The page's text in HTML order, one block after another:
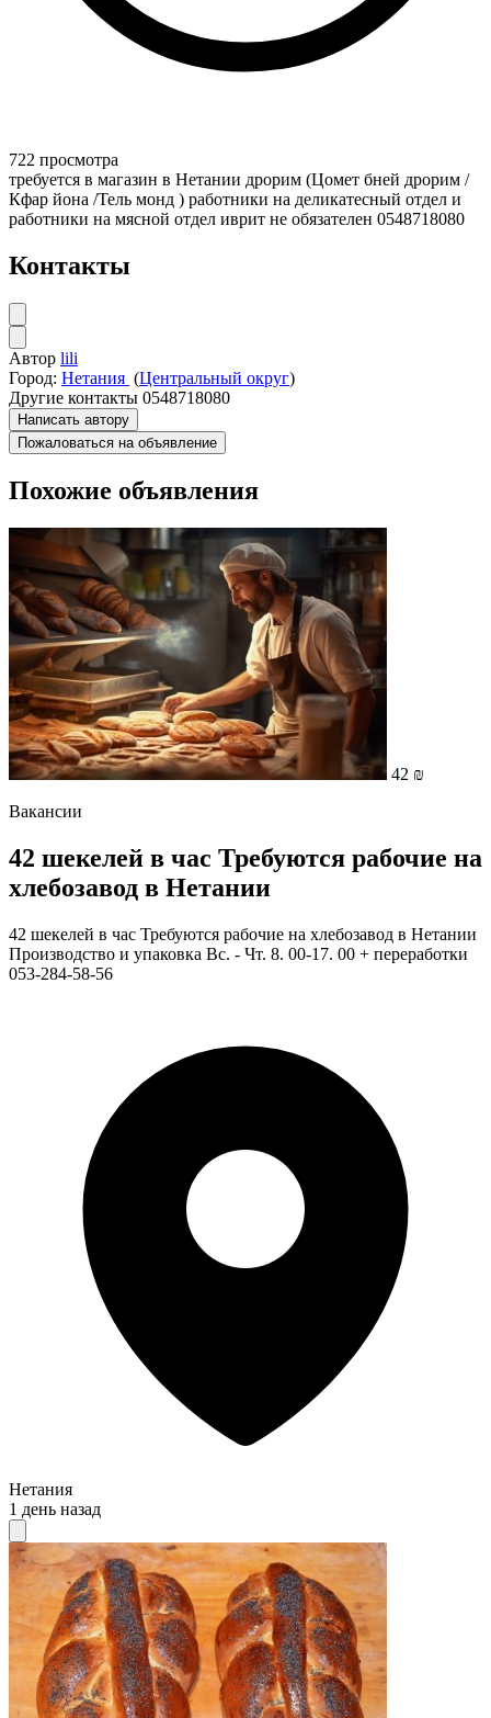
722 просмотра
требуется в магазин в Нетании дрорим (Цомет бней дрорим /
Кфар йона /Тель монд ) работники на деликатесный отдел и
работники на мясной отдел иврит не обязателен 0548718080
Контакты
Автор lili
Город: Нетания (Центральный округ)
Другие контакты 0548718080
Написать автору
Пожаловаться на объявление
Похожие объявления
42 ₪
Вакансии
42 шекелей в час Требуются рабочие на
хлебозавод в Нетании
42 шекелей в час Требуются рабочие на хлебозавод в Нетании
Производство и упаковка Вс. - Чт. 8. 00-17. 00 + переработки
053-284-58-56
Нетания
1 день назад